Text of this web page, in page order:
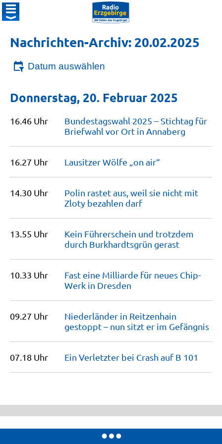
Nachrichten-Archiv: 20.02.2025
Datum auswählen
Donnerstag, 20. Februar 2025
16.46 Uhr
Bundestagswahl 2025 – Stichtag für
Briefwahl vor Ort in Annaberg
16.27 Uhr Lausitzer Wölfe „on air“
14.30 Uhr
Polin rastet aus, weil sie nicht mit
Zloty bezahlen darf
13.55 Uhr
Kein Führerschein und trotzdem
durch Burkhardtsgrün gerast
10.33 Uhr
Fast eine Milliarde für neues Chip-
Werk in Dresden
09.27 Uhr
Niederländer in Reitzenhain
gestoppt – nun sitzt er im Gefängnis
07.18 Uhr Ein Verletzter bei Crash auf B 101